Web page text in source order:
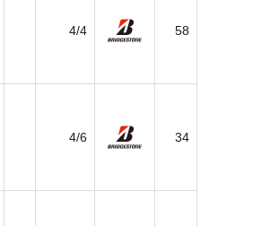
4/4 58
4/6 34